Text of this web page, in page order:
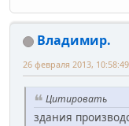
Владимир.
26 февраля 2013, 10:58:49
Цитировать
здания